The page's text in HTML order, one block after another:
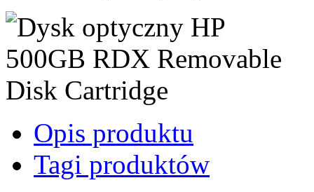
Opis produktu
Tagi produktów